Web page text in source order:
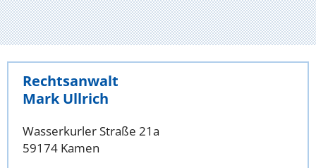
Rechtsanwalt
Mark Ullrich
Wasserkurler Straße 21a
59174 Kamen